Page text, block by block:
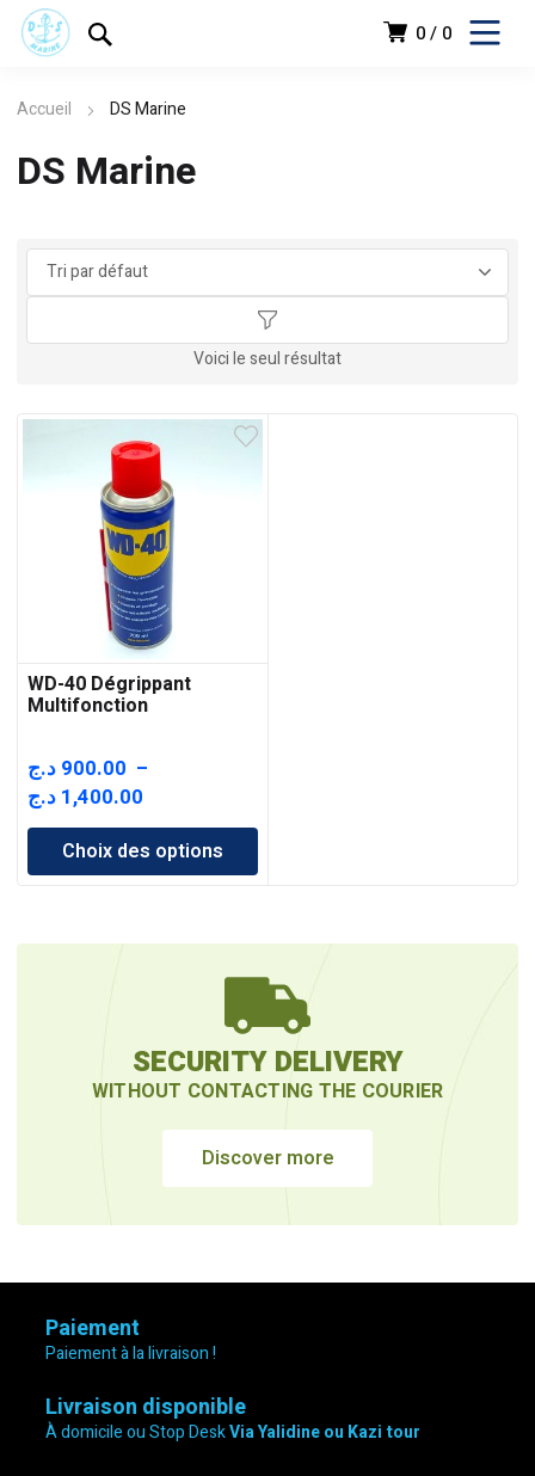
0 0
Accueil DS Marine
DS Marine
Voici le seul résultat
WD-40 Dégrippant
Multifonction
900.00 د.ج
–
1,400.00 د.ج
de
prix :
900.00 د.ج
1,400.00 د.ج
Choix des options
SECURITY DELIVERY
WITHOUT CONTACTING THE COURIER
Discover more
Paiement
Paiement à la livraison !
Livraison disponible
À domicile ou Stop DeskVia Yalidine ou Kazi tour